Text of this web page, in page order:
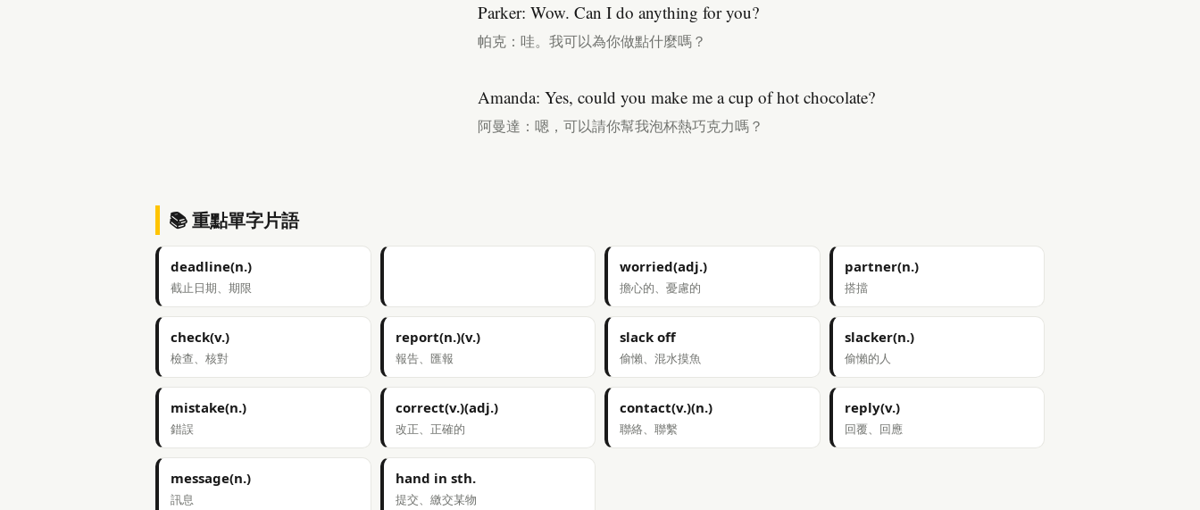
Parker: Wow. Can I do anything for you?
帕克：哇。我可以為你做點什麼嗎？
Amanda: Yes, could you make me a cup of hot chocolate?
阿曼達：嗯，可以請你幫我泡杯熱巧克力嗎？
📚 重點單字片語
deadline(n.)
截止日期、期限
worried(adj.)
擔心的、憂慮的
partner(n.)
搭擋
check(v.)
檢查、核對
report(n.)(v.)
報告、匯報
slack off
偷懶、混水摸魚
slacker(n.)
偷懶的人
mistake(n.)
錯誤
correct(v.)(adj.)
改正、正確的
contact(v.)(n.)
聯絡、聯繫
reply(v.)
回覆、回應
message(n.)
訊息
hand in sth.
提交、繳交某物